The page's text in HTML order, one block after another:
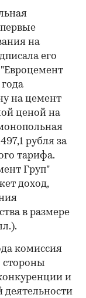
на
его
на цемент
ценой на
рубля за
тарифа.
Груп"
доход,
в размере
комиссия
стороны
и
деятельности